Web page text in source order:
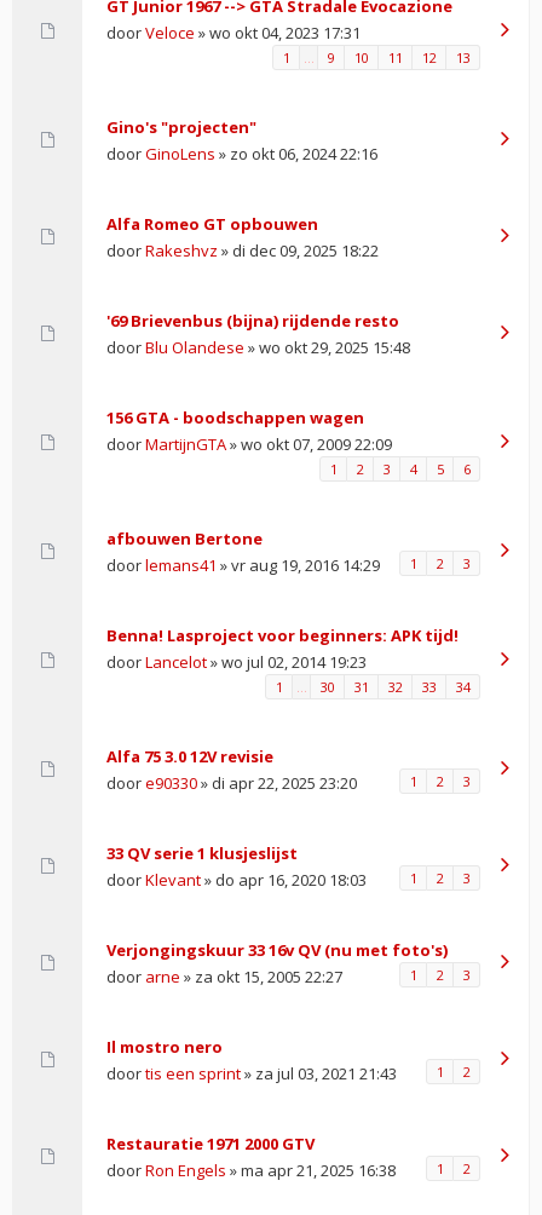
GT Junior 1967 --> GTA Stradale Evocazione
doorVeloce » wo okt 04, 2023 17:31
1 9 10 11 12 13
Gino's "projecten"
doorGinoLens » zo okt 06, 2024 22:16
Alfa Romeo GT opbouwen
doorRakeshvz » di dec 09, 2025 18:22
'69 Brievenbus (bijna) rijdende resto
doorBlu Olandese » wo okt 29, 2025 15:48
156 GTA - boodschappen wagen
doorMartijnGTA» wo okt 07, 2009 22:09
1 2 3 4 5 6
afbouwen Bertone
doorlemans41 » vr aug 19, 2016 14:29 1 2 3
Benna! Lasproject voor beginners: APK tijd!
doorLancelot» wo jul 02, 2014 19:23
1 30 31 32 33 34
Alfa 75 3.0 12V revisie
doore90330» di apr 22, 2025 23:20 1 2 3
33 QV serie 1 klusjeslijst
doorKlevant» do apr 16, 2020 18:03 1 2 3
Verjongingskuur 33 16v QV (nu met foto's)
door arne » za okt 15, 2005 22:27 1 2 3
Il mostro nero
doortis een sprint» za jul 03, 2021 21:43 1 2
Restauratie 1971 2000 GTV
doorRon Engels » ma apr 21, 2025 16:38 1 2